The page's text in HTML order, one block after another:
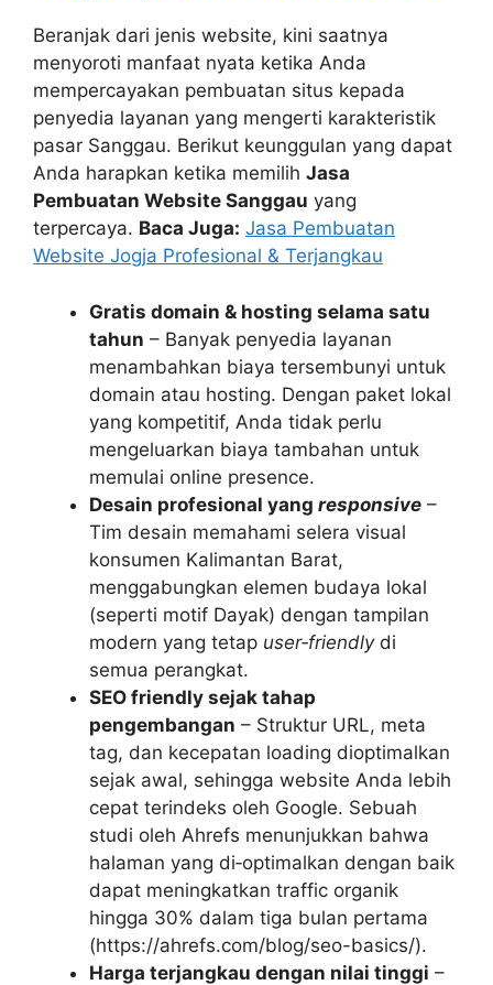
Beranjak dari jenis website, kini saatnya
menyoroti manfaat nyata ketika Anda
mempercayakan pembuatan situs kepada
penyedia layanan yang mengerti karakteristik
pasar Sanggau. Berikut keunggulan yang dapat
Anda harapkan ketika memilih Jasa
Pembuatan Website Sanggau yang
terpercaya. Baca Juga: Jasa Pembuatan
Website Jogja Profesional & Terjangkau
Gratis domain & hosting selama satu
tahun – Banyak penyedia layanan
menambahkan biaya tersembunyi untuk
domain atau hosting. Dengan paket lokal
yang kompetitif, Anda tidak perlu
mengeluarkan biaya tambahan untuk
memulai online presence.
Desain profesional yang responsive –
Tim desain memahami selera visual
konsumen Kalimantan Barat,
menggabungkan elemen budaya lokal
(seperti motif Dayak) dengan tampilan
modern yang tetap user‑friendlydi
semua perangkat.
SEO friendly sejak tahap
pengembangan – Struktur URL, meta
tag, dan kecepatan loading dioptimalkan
sejak awal, sehingga website Anda lebih
cepat terindeks oleh Google. Sebuah
studi oleh Ahrefs menunjukkan bahwa
halaman yang di‑optimalkan dengan baik
dapat meningkatkan traffic organik
hingga 30% dalam tiga bulan pertama
(https://ahrefs.com/blog/seo-basics/).
Harga terjangkau dengan nilai tinggi –